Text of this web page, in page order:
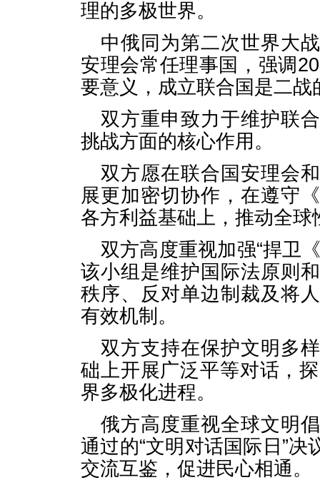
理的多极世界。
中俄同为第二次世界大
安理会常任理事国，强调
要意义，成立联合国是二
双方重申致力于维护联
挑战方面的核心作用。
双方愿在联合国安理会
展更加密切协作，在遵守
各方利益基础上，推动全
双方高度重视加强“捍卫
该小组是维护国际法原则
秩序、反对单边制裁及将
有效机制。
双方支持在保护文明多
础上开展广泛平等对话，
界多极化进程。
俄方高度重视全球文明
通过的“文明对话国际日”
交流互鉴，促进民心相通。